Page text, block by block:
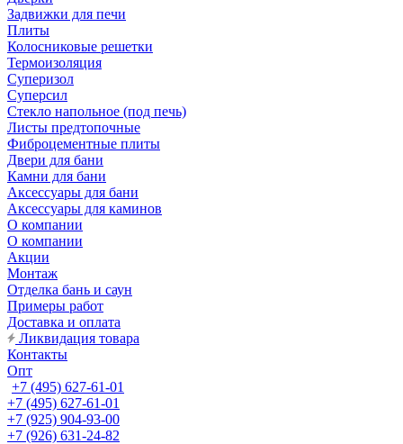
Задвижки для печи
Плиты
Колосниковые решетки
Термоизоляция
Суперизол
Суперсил
Стекло напольное (под печь)
Листы предтопочные
Фиброцементные плиты
Двери для бани
Камни для бани
Аксессуары для бани
Аксессуары для каминов
О компании
О компании
Акции
Монтаж
Отделка бань и саун
Примеры работ
Доставка и оплата
Ликвидация товара
Контакты
Опт
+7 (495) 627-61-01
+7 (495) 627-61-01
+7 (925) 904-93-00
+7 (926) 631-24-82